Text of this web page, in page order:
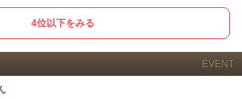
4位以下をみる
EVENT
東北